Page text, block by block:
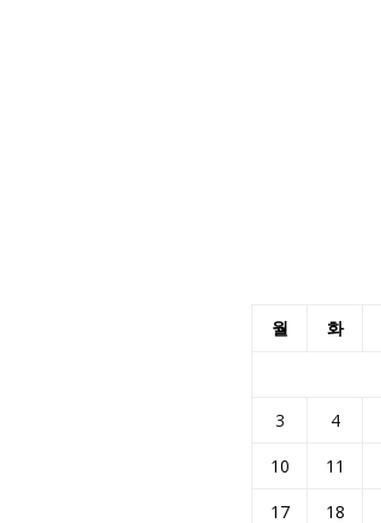
월 화
3
4
10
11
17
18